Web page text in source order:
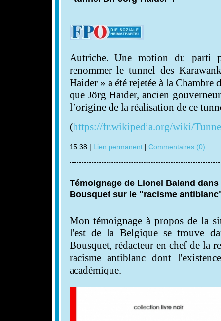
Autriche. Une motion du parti
renommer le tunnel des
Haider » a été rejetée à la Chambre
que Jörg Haider, ancien
l’origine de la réalisation de ce
(https://fr.wikipedia.org/wiki/
15:38 | Lien permanent| Commentaires (0)
Témoignage de Lionel Baland
Bousquet sur le "racisme
Mon témoignage à propos de la
l'est de la Belgique se trouve
Bousquet, rédacteur en chef de la
racisme antiblanc dont
académique.